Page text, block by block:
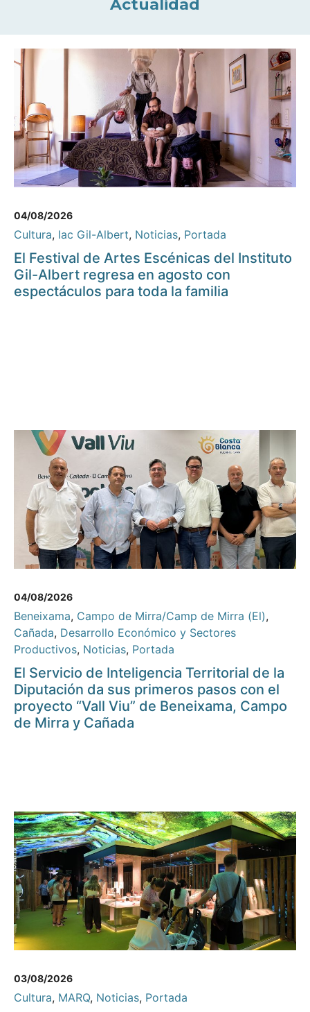
Actualidad
04/08/2026
Cultura, Iac Gil-Albert, Noticias, Portada
El Festival de Artes Escénicas del Instituto
Gil-Albert regresa en agosto con
espectáculos para toda la familia
04/08/2026
Beneixama, Campo de Mirra/Camp de Mirra (El),
Cañada, Desarrollo Económico y Sectores
Productivos, Noticias, Portada
El Servicio de Inteligencia Territorial de la
Diputación da sus primeros pasos con el
proyecto “Vall Viu” de Beneixama, Campo
de Mirra y Cañada
03/08/2026
Cultura, MARQ, Noticias, Portada